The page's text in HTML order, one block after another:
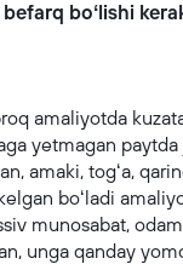
boʻlishi
amaliyotda
yetmagan
amaki, togʻa,
boʻladi
munosabat,
unga qanday